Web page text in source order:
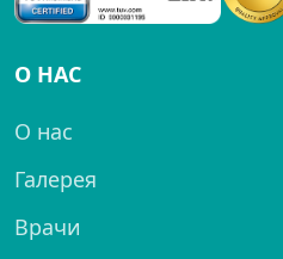
О НАС
О нас
Галерея
Врачи